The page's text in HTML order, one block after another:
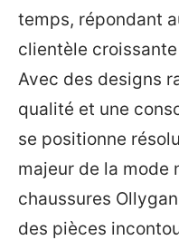
temps, répondant
clientèle
Avec des designs
qualité et une
se positionne
majeur de la mode
chaussures
des pièces